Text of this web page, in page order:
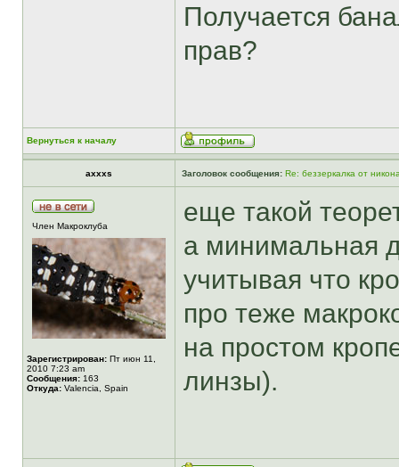
Получается
прав?
Вернуться к началу
axxxs Заголовок сообщения: Re: беззеркалка от
Член Макроклуба
Зарегистрирован: Пт июн 11,
2010 7:23 am
Сообщения: 163
Откуда: Valencia, Spain
еще такой
а минимальная
учитывая что
про теже
на простом
линзы).